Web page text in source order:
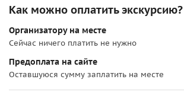
Как можно оплатить экскурсию?
Организатору на месте
Сейчас ничего платить не нужно
Предоплата на сайте
Оставшуюся сумму заплатить на месте